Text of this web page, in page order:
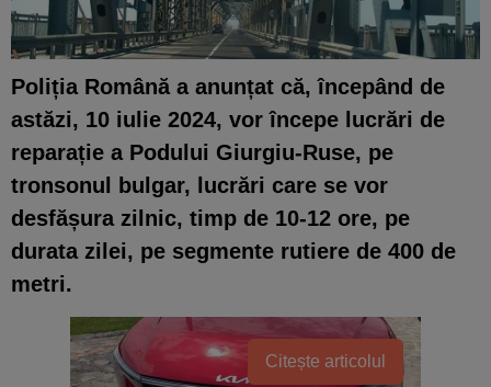
Poliția Română a anunțat că, începând de
astăzi, 10 iulie 2024, vor începe lucrări de
reparație a Podului Giurgiu-Ruse, pe
tronsonul bulgar, lucrări care se vor
desfășura zilnic, timp de 10-12 ore, pe
durata zilei, pe segmente rutiere de 400 de
metri.
Citește articolul